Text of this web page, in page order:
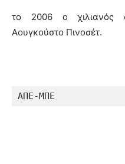
το 2006 ο χιλιανός
Αουγκούστο Πινοσέτ.
ΑΠΕ-ΜΠΕ